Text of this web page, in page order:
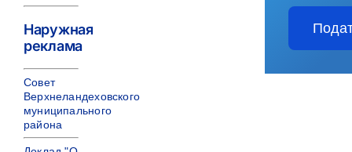
Наружная
реклама
Совет
Верхнеландеховского
муниципального
района